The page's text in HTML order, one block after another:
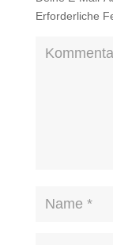
Erforderliche